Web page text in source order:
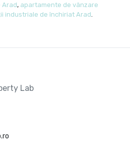
Arad, apartamente de vânzare
industriale de închiriat Arad